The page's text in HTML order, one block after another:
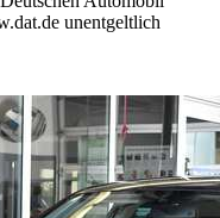
unentgeltlich